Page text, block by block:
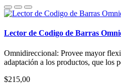
Lector de Codigo de Barras
Omnidireccional: Provee mayor
adaptación a los productos, que los
$215,00